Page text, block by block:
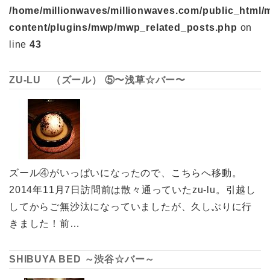
/home/millionwaves/millionwaves.com/public_html/
content/plugins/mwp/mwp_related_posts.php on
line 43
ZU-LU （ズール） ⑤〜浅草☆バー〜
ズール④がいっぱいになったので、こちらへ移動。
2014年11月7日訪問前は散々通っていたzu-lu。引越し
してからご無沙汰になっていましたが、久しぶりに行
きました！前…
SHIBUYA BED ～渋谷☆バー～